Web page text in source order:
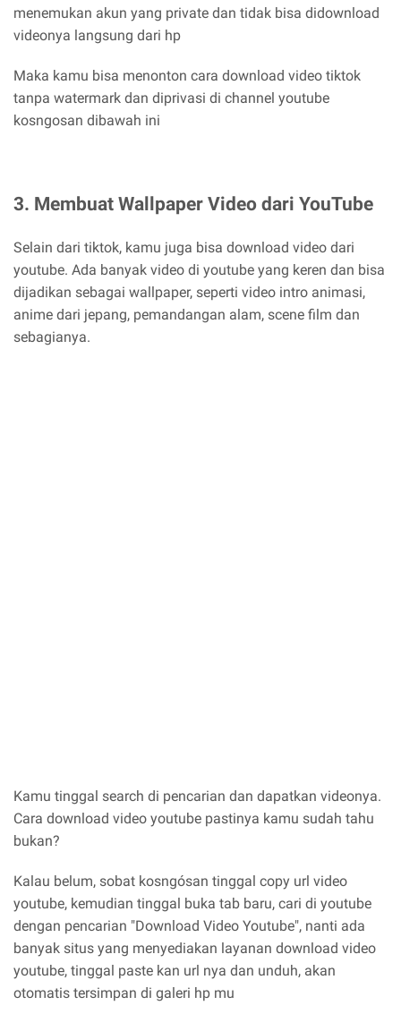
menemukan akun yang private dan tidak bisa didownload
videonya langsung dari hp
Maka kamu bisa menonton cara download video tiktok
tanpa watermark dan diprivasi di channel youtube
kosngosan dibawah ini
3. Membuat Wallpaper Video dari YouTube
Selain dari tiktok, kamu juga bisa download video dari
youtube. Ada banyak video di youtube yang keren dan bisa
dijadikan sebagai wallpaper, seperti video intro animasi,
anime dari jepang, pemandangan alam, scene film dan
sebagianya.
Kamu tinggal search di pencarian dan dapatkan videonya.
Cara download video youtube pastinya kamu sudah tahu
bukan?
Kalau belum, sobat kosngósan tinggal copy url video
youtube, kemudian tinggal buka tab baru, cari di youtube
dengan pencarian "Download Video Youtube", nanti ada
banyak situs yang menyediakan layanan download video
youtube, tinggal paste kan url nya dan unduh, akan
otomatis tersimpan di galeri hp mu